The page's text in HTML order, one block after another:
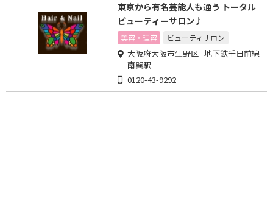
東京から有名芸能人も通う トータル
ビューティーサロン♪
美容・理容 ビューティサロン
大阪府大阪市生野区 地下鉄千日前線
南巽駅
0120-43-9292